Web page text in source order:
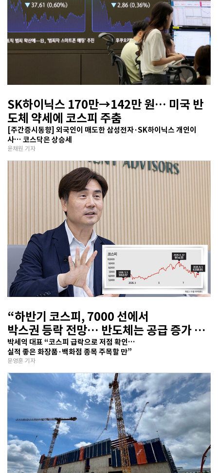
SK하이닉스 170만→142만 원… 미국 반
도체 약세에 코스피 주춤
[주간증시동향] 외국인이 매도한 삼성전자·SK하이닉스 개인이
사… 코스닥은 상승세
윤채원 기자
“하반기 코스피, 7000 선에서
박스권 등락 전망… 반도체는 공급 증가 선
반영 주시해야”
박세익 대표 “코스피 급락으로 저점 확인…
실적 좋은 화장품·백화점 종목 주목할 만”
문영훈 기자